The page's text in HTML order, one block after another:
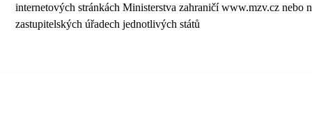
internetových stránkách Ministerstva zahraničí www.mzv.cz nebo
zastupitelských úřadech jednotlivých států